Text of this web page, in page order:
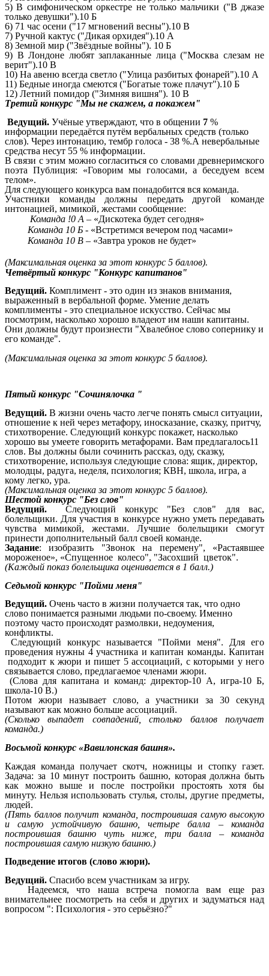
5) В симфоническом оркестре не только мальчики ("В джазе
только девушки").10 Б
6) 71 час осени ("17 мгновений весны").10 В
7) Ручной кактус ("Дикая орхидея").10 А
8) Земной мир ("Звёздные войны"). 10 Б
9) В Лондоне любят заплаканные лица ("Москва слезам не
верит").10 В
10) На авеню всегда светло ("Улица разбитых фонарей").10 А
11) Бедные иногда смеются ("Богатые тоже плачут").10 Б
12) Летний помидор ("Зимняя вишня"). 10 В
Третий конкурс "Мы не скажем, а покажем"
Ведущий. Учёные утверждают, что в общении 7 %
информации передаётся путём вербальных средств (только
слов). Через интонацию, тембр голоса - 38 %.А невербальные
средства несут 55 % информации.
В связи с этим можно согласиться со словами древнеримского
поэта Публиция: «Говорим мы голосами, а беседуем всем
телом».
Для следующего конкурса вам понадобится вся команда.
Участники команды должны передать другой команде
интонацией, мимикой, жестами сообщение:
Команда !0 А – «Дискотека будет сегодня»
Команда 10 Б - «Встретимся вечером под часами»
Команда 10 В – «Завтра уроков не будет»
(Максимальная оценка за этот конкурс 5 баллов).
Четвёртый конкурс "Конкурс капитанов"
Ведущий. Комплимент - это один из знаков внимания,
выраженный в вербальной форме. Умение делать
комплименты - это специальное искусство. Сейчас мы
посмотрим, насколько хорошо владеют им наши капитаны.
Они должны будут произнести "Хвалебное слово сопернику и
его команде".
(Максимальная оценка за этот конкурс 5 баллов).
Пятый конкурс "Сочинялочка "
Ведущий. В жизни очень часто легче понять смысл ситуации,
отношение к ней через метафору, иносказание, сказку, притчу,
стихотворение. Следующий конкурс покажет, насколько
хорошо вы умеете говорить метафорами. Вам предлагалось11
слов. Вы должны были сочинить рассказ, оду, сказку,
стихотворение, используя следующие слова: ящик, директор,
молодцы, радуга, неделя, психология; КВН, школа, игра, а
кому легко, ура.
(Максимальная оценка за этот конкурс 5 баллов).
Шестой конкурс "Без слов"
Ведущий. Следующий конкурс "Без слов" для вас,
болельщики. Для участия в конкурсе нужно уметь передавать
чувства мимикой, жестами. Лучшие болельщики смогут
принести дополнительный балл своей команде.
Задание: изобразить "Звонок на перемену", «Растаявшее
мороженое», «Спущенное колесо", "Засохший цветок".
(Каждый показ болельщика оценивается в 1 балл.)
Седьмой конкурс "Пойми меня"
Ведущий. Очень часто в жизни получается так, что одно
слово понимается разными людьми по-своему. Именно
поэтому часто происходят размолвки, недоумения,
конфликты.
Следующий конкурс называется "Пойми меня". Для его
проведения нужны 4 участника и капитан команды. Капитан
подходит к жюри и пишет 5 ассоциаций, с которыми у него
связывается слово, предлагаемое членами жюри.
(Слова для капитана и команд: директор-10 А, игра-10 Б,
школа-10 В.)
Потом жюри называет слово, а участники за 30 секунд
называют как можно больше ассоциаций.
(Сколько выпадет совпадений, столько баллов получает
команда.)
Восьмой конкурс «Вавилонская башня».
Каждая команда получает скотч, ножницы и стопку газет.
Задача: за 10 минут построить башню, которая должна быть
как можно выше и после постройки простоять хотя бы
минуту. Нельзя использовать стулья, столы, другие предметы,
людей.
(Пять баллов получит команда, построившая самую высокую
и самую устойчивую башню, четыре балла – команда
построившая башню чуть ниже, три балла – команда
построившая самую низкую башню.)
Подведение итогов (слово жюри).
Ведущий. Спасибо всем участникам за игру.
Надеемся, что наша встреча помогла вам еще раз
внимательнее посмотреть на себя и других и задуматься над
вопросом ": Психология - это серьёзно?"